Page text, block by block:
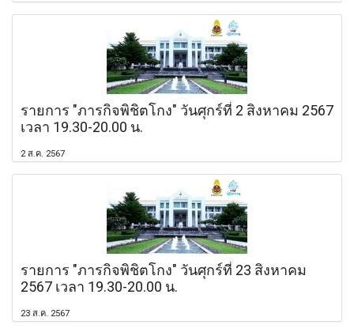
รายการ "ภารกิจพิชิตโกง" วันศุกร์ที่ 2 สิงหาคม 2567
เวลา 19.30-20.00 น.
2 ส.ค. 2567
รายการ "ภารกิจพิชิตโกง" วันศุกร์ที่ 23 สิงหาคม
2567 เวลา 19.30-20.00 น.
23 ส.ค. 2567